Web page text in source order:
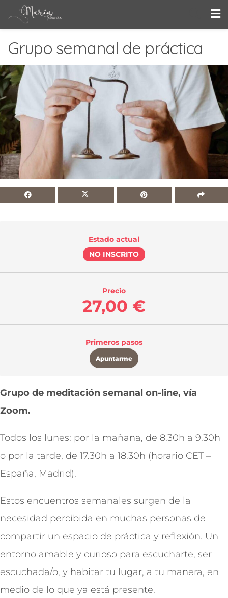
Grupo semanal de práctica
Estado actual
NO INSCRITO
Precio
27,00 €
Primeros pasos
Apuntarme
Grupo de meditación semanal on-line, vía
Zoom.
Todos los lunes: por la mañana, de 8.30h a 9.30h
o por la tarde, de 17.30h a 18.30h (horario CET –
España, Madrid).
Estos encuentros semanales surgen de la
necesidad percibida en muchas personas de
compartir un espacio de práctica y reflexión. Un
entorno amable y curioso para escucharte, ser
escuchada/o, y habitar tu lugar, a tu manera, en
medio de lo que ya está presente.